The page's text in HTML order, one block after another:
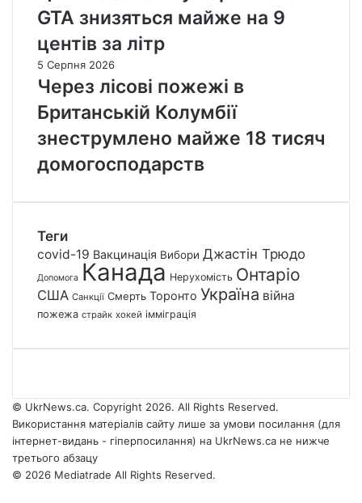
GTA знизяться майже на 9
центів за літр
5 Серпня 2026
Через лісові пожежі в
Британській Колумбії
знеструмлено майже 18 тисяч
домогосподарств
Теги
covid-19 Вакцинація Вибори Джастін Трюдо
Допомога Канада Нерухомість Онтаріо
США Санкції Смерть Торонто Україна війна
пожежа страйк хокей імміграція
© UkrNews.ca. Copyright 2026. All Rights Reserved.
Використання матеріалів сайту лише за умови посилання (для
інтернет-видань - гіперпосилання) на UkrNews.ca не нижче
третього абзацу
© 2026 Mediatrade All Rights Reserved.